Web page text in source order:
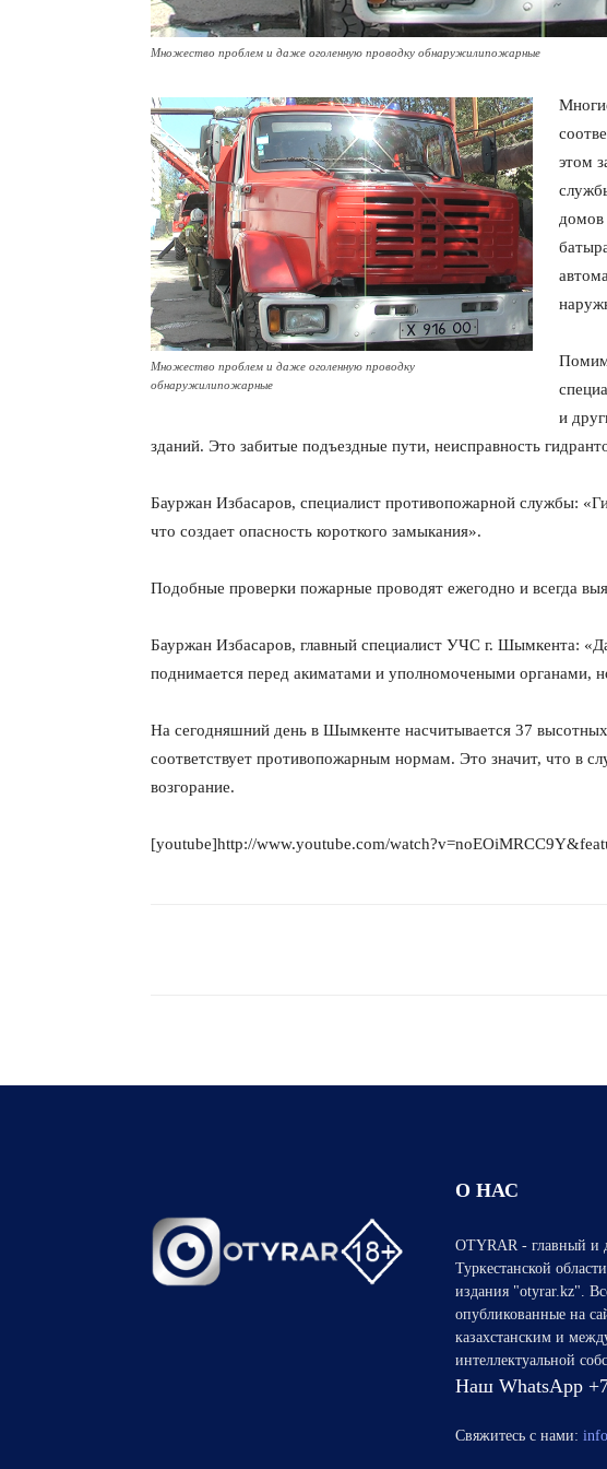
Множество проблем и даже оголенную проводку обнаружилипожарные
Множество проблем и даже оголенную проводку
обнаружилипожарные
этом
домов
и
зданий. Это забитые подъездные пути, неисправность
Бауржан Избасаров, специалист противопожарной службы:
что создает опасность короткого замыкания».
Подобные проверки пожарные проводят ежегодно и всегда
Бауржан Избасаров, главный специалист УЧС г. Шымкента:
поднимается перед акиматами и уполномочеными органами,
На сегодняшний день в Шымкенте насчитывается 37
соответствует противопожарным нормам. Это значит, что в
возгорание.
[youtube]http://www.youtube.com/
О НАС
OTYRAR - главный и
Туркестанской
издания "otyrar.kz".
опубликованные на
казахстанским и
интеллектуальной
Наш WhatsApp
Свяжитесь с нами: